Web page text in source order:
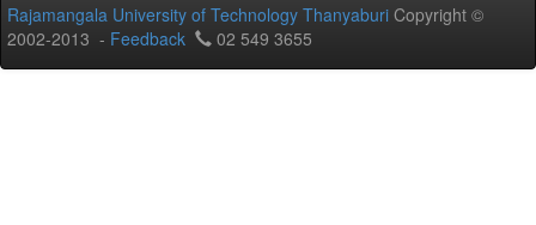
Rajamangala University of Technology Thanyaburi Copyright ©
2002-2013 - Feedback 02 549 3655